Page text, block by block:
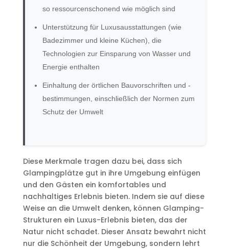
so ressourcenschonend wie möglich sind
Unterstützung für Luxusausstattungen (wie
Badezimmer und kleine Küchen), die
Technologien zur Einsparung von Wasser und
Energie enthalten
Einhaltung der örtlichen Bauvorschriften und -
bestimmungen, einschließlich der Normen zum
Schutz der Umwelt
Diese Merkmale tragen dazu bei, dass sich
Glampingplätze gut in ihre Umgebung einfügen
und den Gästen ein komfortables und
nachhaltiges Erlebnis bieten. Indem sie auf diese
Weise an die Umwelt denken, können Glamping-
Strukturen ein Luxus-Erlebnis bieten, das der
Natur nicht schadet. Dieser Ansatz bewahrt nicht
nur die Schönheit der Umgebung, sondern lehrt